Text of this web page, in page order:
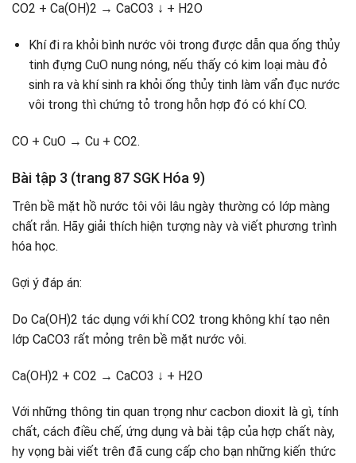
CO2 + Ca(OH)2 → CaCO3 ↓ + H2O
Khí đi ra khỏi bình nước vôi trong được dẫn qua ống thủy
tinh đựng CuO nung nóng, nếu thấy có kim loại màu đỏ
sinh ra và khí sinh ra khỏi ống thủy tinh làm vẩn đục nước
vôi trong thì chứng tỏ trong hỗn hợp đó có khí CO.
CO + CuO → Cu + CO2.
Bài tập 3 (trang 87 SGK Hóa 9)
Trên bề mặt hồ nước tôi vôi lâu ngày thường có lớp màng
chất rắn. Hãy giải thích hiện tượng này và viết phương trình
hóa học.
Gợi ý đáp án:
Do Ca(OH)2 tác dụng với khí CO2 trong không khí tạo nên
lớp CaCO3 rất mỏng trên bề mặt nước vôi.
Ca(OH)2 + CO2 → CaCO3 ↓ + H2O
Với những thông tin quan trọng như cacbon dioxit là gì, tính
chất, cách điều chế, ứng dụng và bài tập của hợp chất này,
hy vọng bài viết trên đã cung cấp cho bạn những kiến thức